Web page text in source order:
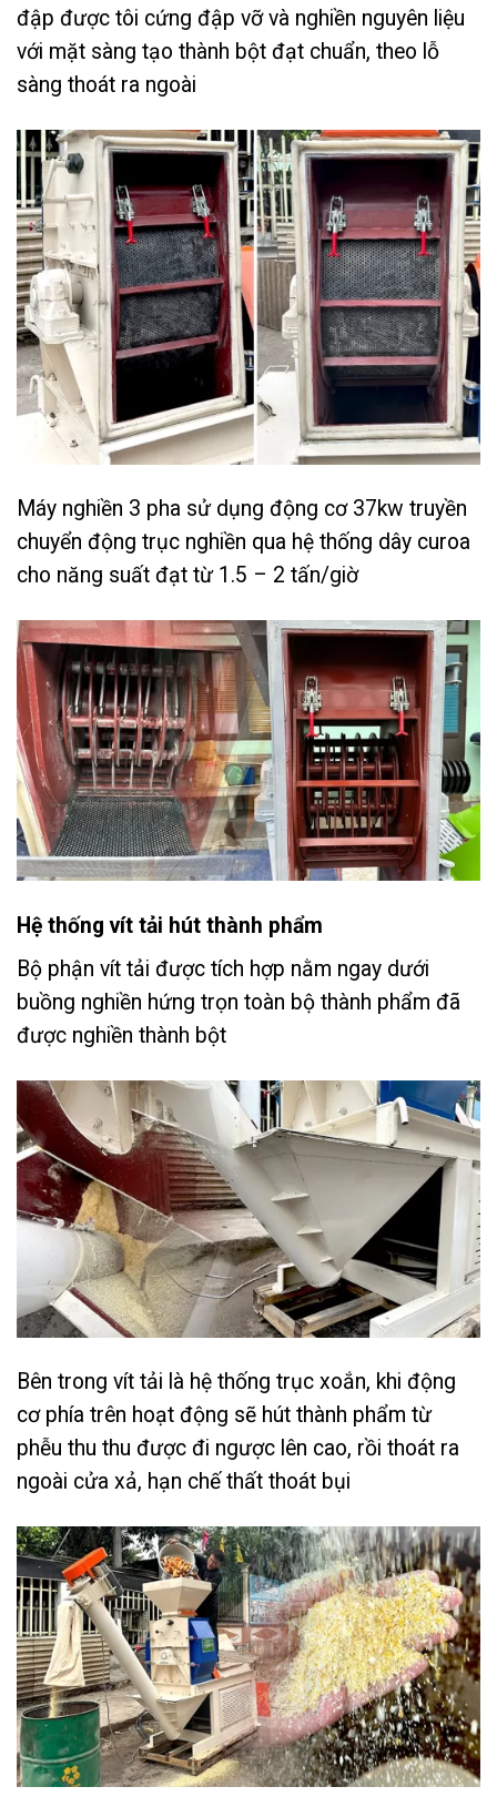
đập được tôi cứng đập vỡ và nghiền nguyên liệu
với mặt sàng tạo thành bột đạt chuẩn, theo lỗ
sàng thoát ra ngoài
Máy nghiền 3 pha sử dụng động cơ 37kw truyền
chuyển động trục nghiền qua hệ thống dây curoa
cho năng suất đạt từ 1.5 – 2 tấn/giờ
Hệ thống vít tải hút thành phẩm
Bộ phận vít tải được tích hợp nằm ngay dưới
buồng nghiền hứng trọn toàn bộ thành phẩm đã
được nghiền thành bột
Bên trong vít tải là hệ thống trục xoắn, khi động
cơ phía trên hoạt động sẽ hút thành phẩm từ
phễu thu thu được đi ngược lên cao, rồi thoát ra
ngoài cửa xả, hạn chế thất thoát bụi